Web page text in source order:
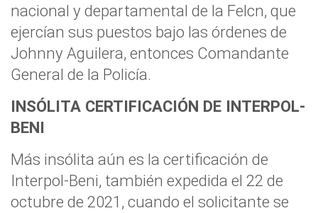
nacional y departamental de la Felcn, que
ejercían sus puestos bajo las órdenes de
Johnny Aguilera, entonces Comandante
General de la Policía.
INSÓLITA CERTIFICACIÓN DE INTERPOL-
BENI
Más insólita aún es la certificación de
Interpol-Beni, también expedida el 22 de
octubre de 2021, cuando el solicitante se